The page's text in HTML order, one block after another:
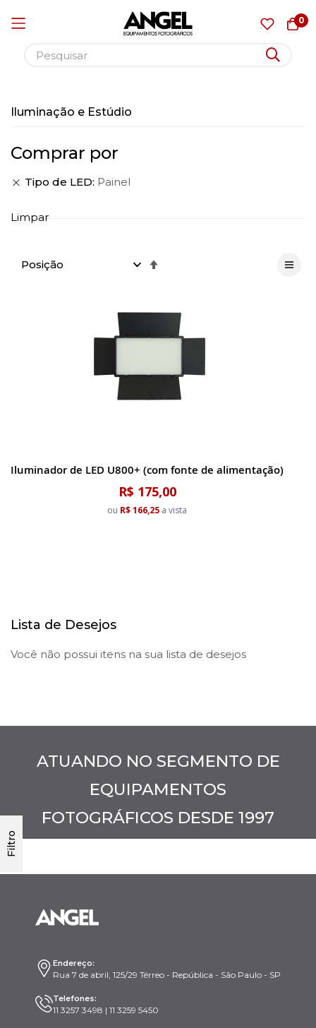
0
para
conteúdo
Iluminação e Estúdio
Iluminador de LED U800+ (com fonte de alimentação)
R$ 175,00
ou R$ 166,25 a vista
Filtro
Comprar por
Tipo de LED Painel
Limpar
Lista de Desejos
Você não possui itens na sua lista de desejos
ATUANDO NO SEGMENTO DE
EQUIPAMENTOS
FOTOGRÁFICOS DESDE 1997
Endereço:
Rua 7 de abril, 125/29 Térreo - República - São Paulo - SP
Telefones:
11 3257 3498 | 11 3259 5450